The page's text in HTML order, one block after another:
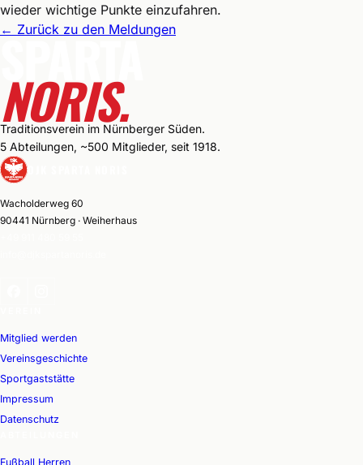
wieder wichtige Punkte einzufahren.
← Zurück zu den Meldungen
SPARTA
NORIS.
Traditionsverein im Nürnberger Süden.
5 Abteilungen, ~500 Mitglieder, seit 1918.
Wacholderweg 60
90441 Nürnberg · Weiherhaus
Mitglied werden
Vereinsgeschichte
Sportgaststätte
Impressum
Datenschutz
Fußball Herren